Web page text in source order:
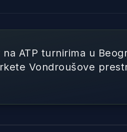
ATP turnirima u
Vondroušove